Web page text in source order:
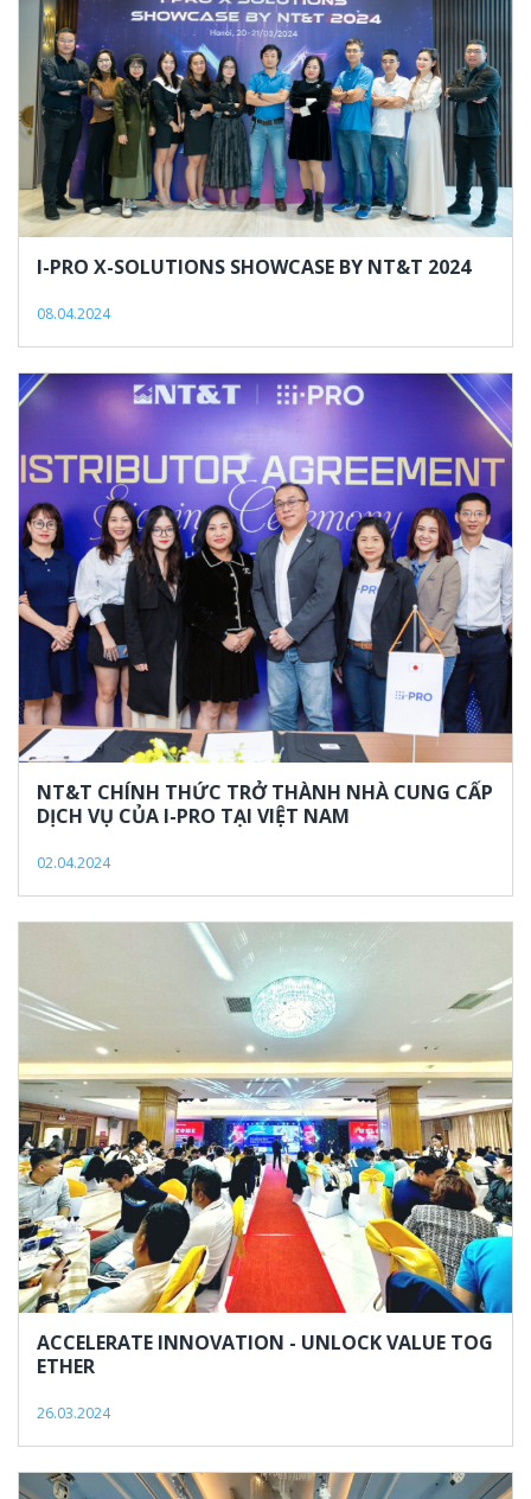
Huy
I-PRO X-SOLUTIONS SHOWCASE BY NT&T 2024
08.04.2024
NT&T CHÍNH THỨC TRỞ THÀNH NHÀ CUNG CẤP
DỊCH VỤ CỦA I-PRO TẠI VIỆT NAM
02.04.2024
ACCELERATE INNOVATION - UNLOCK VALUE TOG
ETHER
26.03.2024